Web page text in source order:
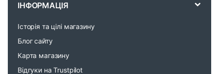
ІНФОРМАЦІЯ
Історія та цілі магазину
Блог сайту
Карта магазину
Відгуки на Trustpilot